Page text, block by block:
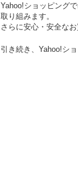
Yahoo!ショッピング
取り組みます。
さらに安心・安全な
引き続き、Yahoo!シ